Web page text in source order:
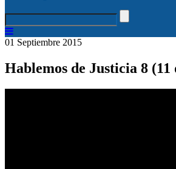
01 Septiembre 2015
Hablemos de Justicia 8